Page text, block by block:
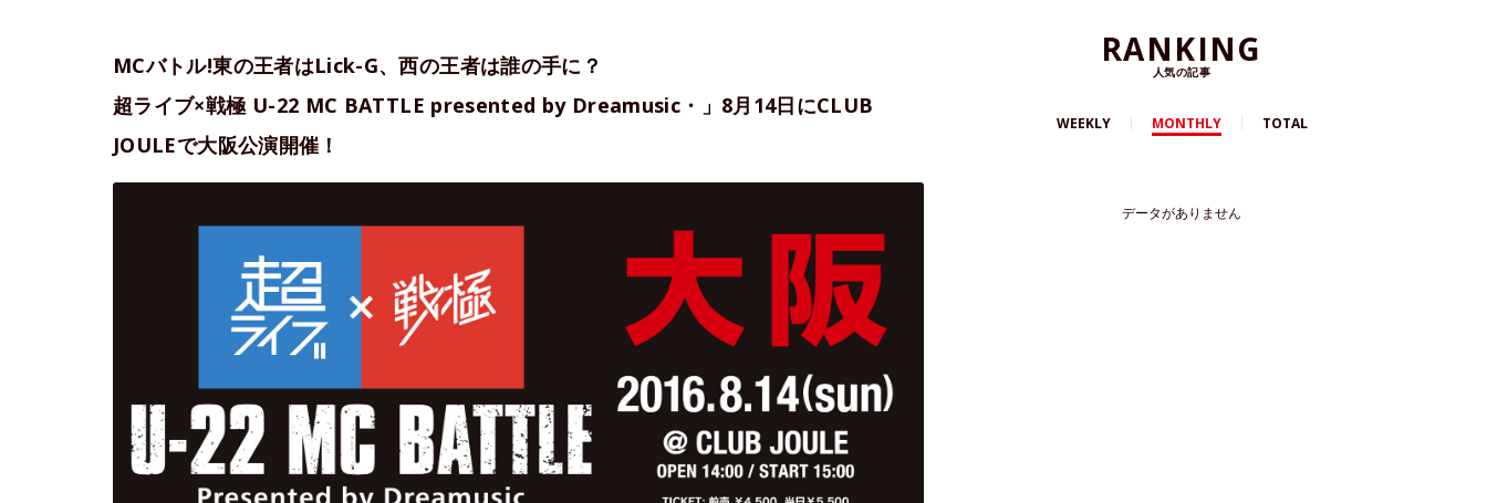
MCバトル!東の王者はLick-G、西の王者は誰の手に？
超ライブ×戦極 U-22 MC BATTLE presented by Dreamusic・」8月14日にCLUB
JOULEで大阪公演開催！
RANKING
人気の記事
WEEKLY MONTHLY TOTAL
データがありません